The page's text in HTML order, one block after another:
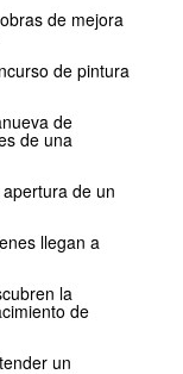
de mejora
de pintura
de
de una
de un
llegan a
la
de
un